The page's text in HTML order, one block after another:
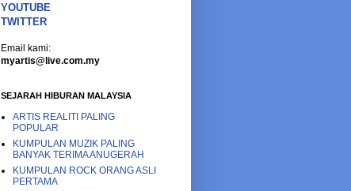
YOUTUBE
TWITTER
Email kami:
myartis@live.com.my
SEJARAH HIBURAN MALAYSIA
ARTIS REALITI PALING
POPULAR
KUMPULAN MUZIK PALING
BANYAK TERIMA ANUGERAH
KUMPULAN ROCK ORANG ASLI
PERTAMA